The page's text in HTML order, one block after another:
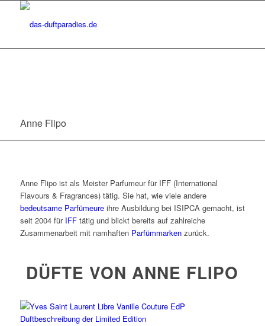
Anne Flipo
Anne Flipo ist als Meister Parfumeur für IFF (International
Flavours & Fragrances) tätig. Sie hat, wie viele andere
bedeutsame Parfümeureihre Ausbildung bei ISIPCA gemacht, ist
seit 2004 für IFFtätig und blickt bereits auf zahlreiche
Zusammenarbeit mit namhaften Parfümmarkenzurück.
DÜFTE VON ANNE FLIPO